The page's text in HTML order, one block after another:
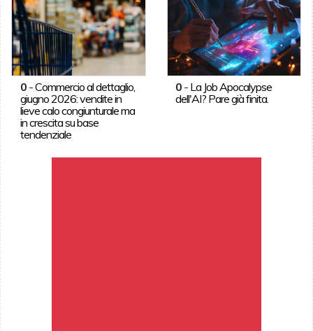
0-Commercio al dettaglio,
giugno 2026: vendite in
lieve calo congiunturale ma
in crescita su base
tendenziale
0 - La Job Apocalypse
dell'AI? Pare già finita.